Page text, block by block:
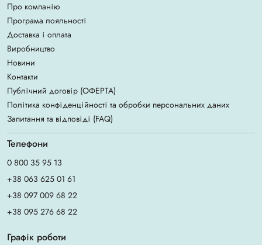
Про компанію
Програма лояльності
Доставка і оплата
Виробництво
Новини
Контакти
Публічний договір (ОФЕРТА)
Політика конфіденційності та обробки персональних даних
Запитання та відповіді (FAQ)
Телефони
0 800 35 95 13
+38 063 625 01 61
+38 097 009 68 22
+38 095 276 68 22
Графік роботи